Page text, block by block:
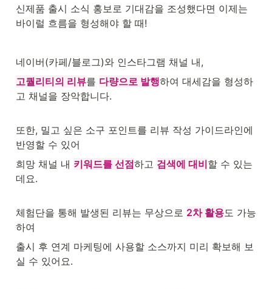
신제품 출시 소식 홍보로 기대감을 조성했다면 이제는
바이럴 흐름을 형성해야 할 때!
네이버(카페/블로그)와 인스타그램 채널 내,
고퀄리티의 리뷰를 다량으로 발행하여 대세감을 형성하
고 채널을 장악합니다.
또한, 밀고 싶은 소구 포인트를 리뷰 작성 가이드라인에
반영할 수 있어
희망 채널 내 키워드를 선점하고 검색에 대비할 수 있는
데요.
체험단을 통해 발생된 리뷰는 무상으로 2차 활용도 가능
하여
출시 후 연계 마케팅에 사용할 소스까지 미리 확보해 보
실 수 있어요.